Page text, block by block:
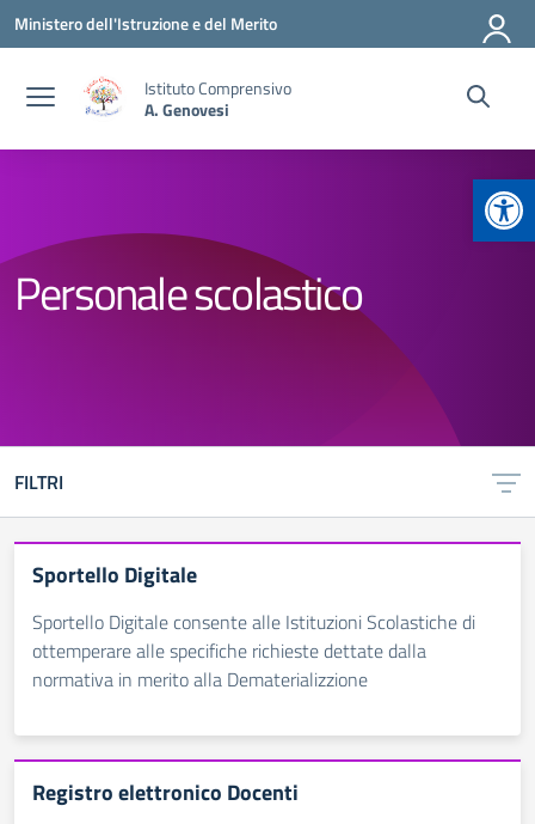
Vai ai contenuti
Vai al menu di navigazione
Vai al footer
Ministero dell'Istruzione e del Merito
Istituto Comprensivo
A. Genovesi
Personale scolastico
FILTRI
Sportello Digitale
Sportello Digitale consente alle Istituzioni Scolastiche di
ottemperare alle specifiche richieste dettate dalla
normativa in merito alla Dematerializzione
Registro elettronico Docenti